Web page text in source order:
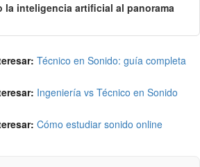
la inteligencia artificial al panorama
Técnico en Sonido: guía completa
Ingeniería vs Técnico en Sonido
Cómo estudiar sonido online